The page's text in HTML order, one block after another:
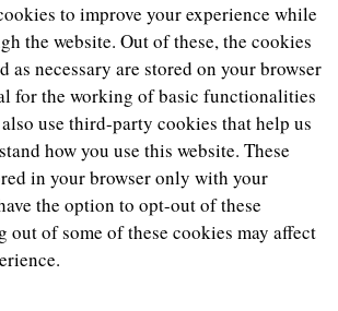
to improve your experience while
the website. Out of these, the cookies
as necessary are stored on your browser
for the working of basic functionalities
use third-party cookies that help us
how you use this website. These
in your browser only with your
the option to opt-out of these
out of some of these cookies may affect